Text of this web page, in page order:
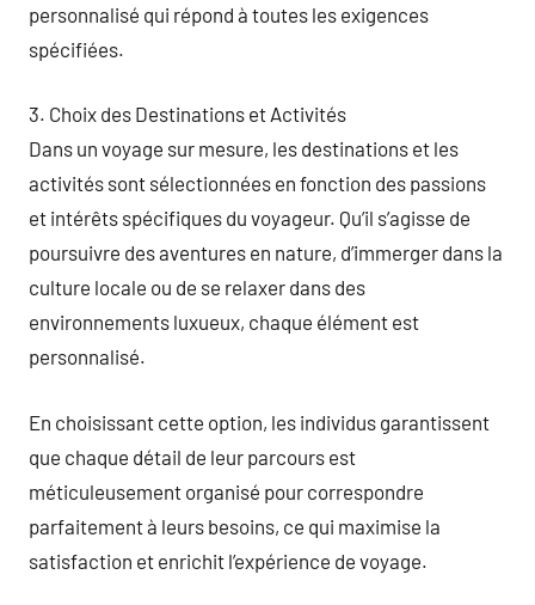
personnalisé qui répond à toutes les exigences
spécifiées.
3. Choix des Destinations et Activités
Dans un voyage sur mesure, les destinations et les
activités sont sélectionnées en fonction des passions
et intérêts spécifiques du voyageur. Qu’il s’agisse de
poursuivre des aventures en nature, d’immerger dans la
culture locale ou de se relaxer dans des
environnements luxueux, chaque élément est
personnalisé.
En choisissant cette option, les individus garantissent
que chaque détail de leur parcours est
méticuleusement organisé pour correspondre
parfaitement à leurs besoins, ce qui maximise la
satisfaction et enrichit l’expérience de voyage.